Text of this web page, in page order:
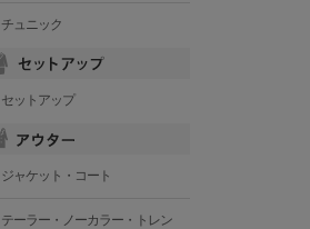
チュニック
セットアップ
ジャケット・コート
テーラー・ノーカラー・トレン